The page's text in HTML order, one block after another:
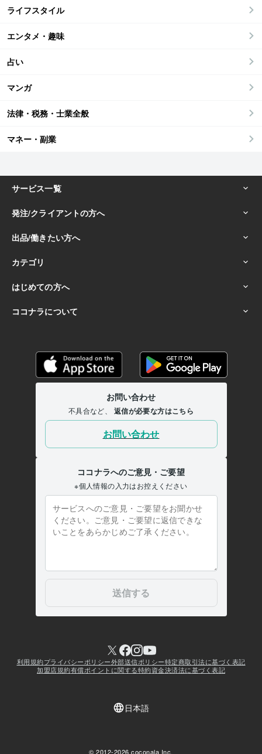
ライフスタイル
エンタメ・趣味
占い
マンガ
法律・税務・士業全般
マネー・副業